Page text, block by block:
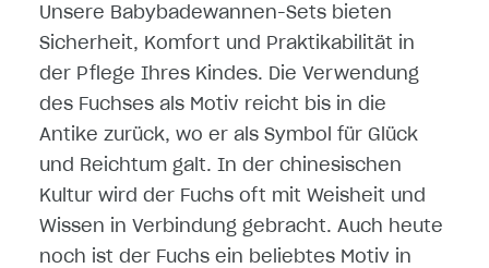
Unsere Babybadewannen-Sets bieten
Sicherheit, Komfort und Praktikabilität in
der Pflege Ihres Kindes. Die Verwendung
des Fuchses als Motiv reicht bis in die
Antike zurück, wo er als Symbol für Glück
und Reichtum galt. In der chinesischen
Kultur wird der Fuchs oft mit Weisheit und
Wissen in Verbindung gebracht. Auch heute
noch ist der Fuchs ein beliebtes Motiv in